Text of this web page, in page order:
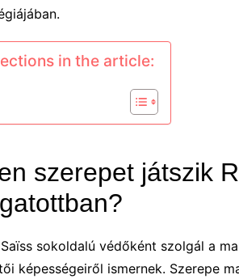
in the article:
szerepet játszik
Saïss sokoldalú védőként szolgál a
képességeiről ismernek. Szerepe